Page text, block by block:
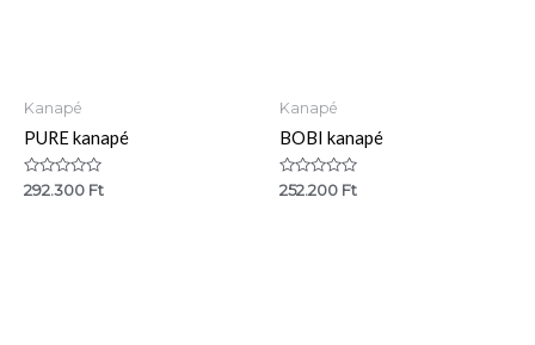
Kanapé
PURE kanapé
Értékelés:
0
292.300 Ft
Kanapé
BOBI kanapé
Értékelés:
0
252.200 Ft